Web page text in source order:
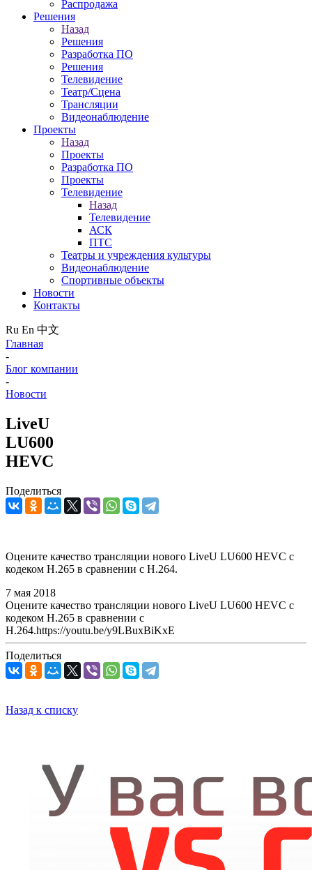
Распродажа
Решения
Назад
Решения
Разработка ПО
Решения
Телевидение
Театр/Сцена
Трансляции
Видеонаблюдение
Проекты
Назад
Проекты
Разработка ПО
Проекты
Телевидение
Назад
Телевидение
АСК
ПТС
Театры и учреждения культуры
Видеонаблюдение
Спортивные объекты
Новости
Контакты
Ru En 中文
Главная
-
Блог компании
-
Новости
LiveU
LU600
HEVC
Поделиться
Оцените качество трансляции нового LiveU LU600 HEVC с
кодеком H.265 в сравнении с H.264.
7 мая 2018
Оцените качество трансляции нового LiveU LU600 HEVC с
кодеком H.265 в сравнении с
H.264.https://youtu.be/y9LBuxBiKxE
Поделиться
Назад к списку